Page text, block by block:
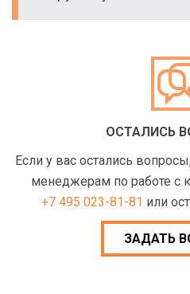
ОСТАЛИСЬ
Если у вас остались
менеджерам по работе с
+7 495 023-81-81 или
ЗАДАТЬ